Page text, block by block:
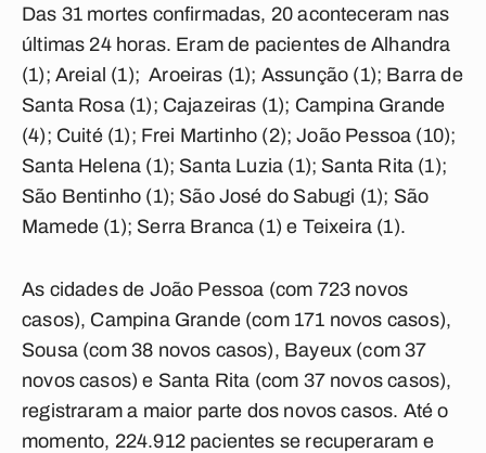
Das 31 mortes confirmadas, 20 aconteceram nas
últimas 24 horas. Eram de pacientes de Alhandra
(1); Areial (1); Aroeiras (1); Assunção (1); Barra de
Santa Rosa (1); Cajazeiras (1); Campina Grande
(4); Cuité (1); Frei Martinho (2); João Pessoa (10);
Santa Helena (1); Santa Luzia (1); Santa Rita (1);
São Bentinho (1); São José do Sabugi (1); São
Mamede (1); Serra Branca (1) e Teixeira (1).
As cidades de João Pessoa (com 723 novos
casos), Campina Grande (com 171 novos casos),
Sousa (com 38 novos casos), Bayeux (com 37
novos casos) e Santa Rita (com 37 novos casos),
registraram a maior parte dos novos casos. Até o
momento, 224.912 pacientes se recuperaram e